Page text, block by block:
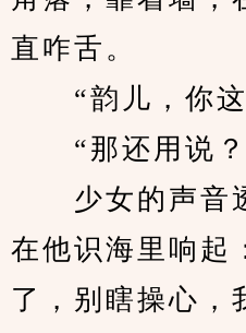
直咋舌。
“韵儿，你这
“那还用说？
少女的声音透
在他识海里响起
了，别瞎操心，